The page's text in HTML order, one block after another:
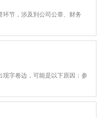
节，涉及到公司公章、财务
字卷边，可能是以下原因：参